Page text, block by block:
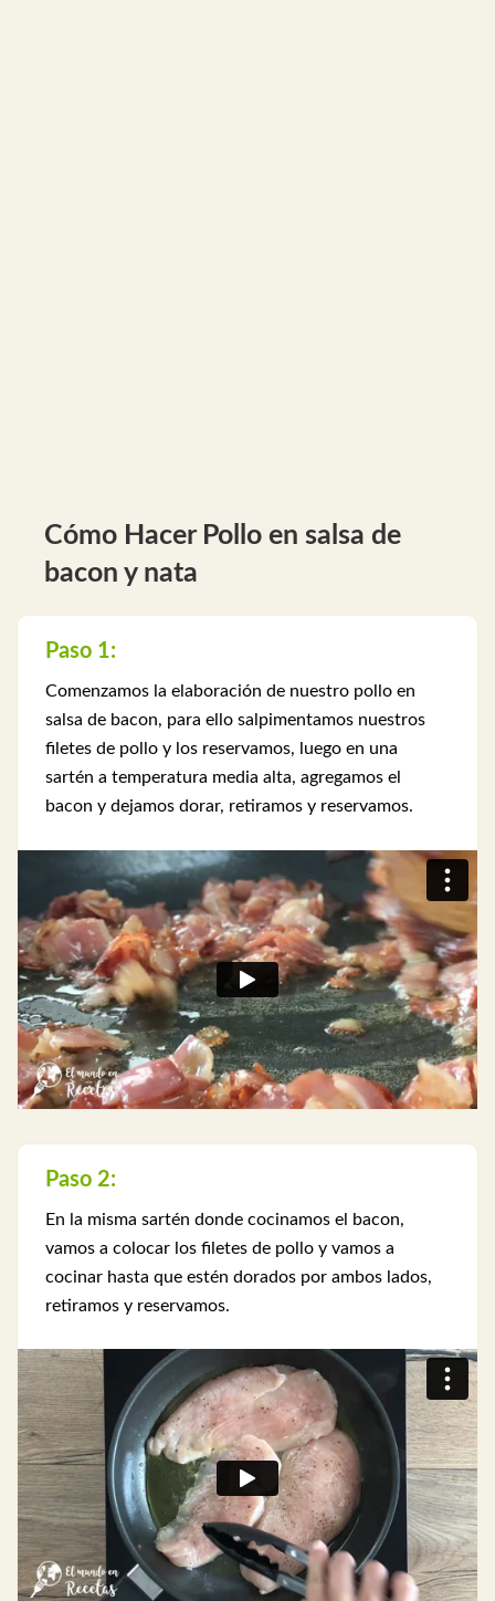
Cómo Hacer Pollo en salsa de
bacon y nata
Paso 1:
Comenzamos la elaboración de nuestro pollo en
salsa de bacon, para ello salpimentamos nuestros
filetes de pollo y los reservamos, luego en una
sartén a temperatura media alta, agregamos el
bacon y dejamos dorar, retiramos y reservamos.
Paso 2:
En la misma sartén donde cocinamos el bacon,
vamos a colocar los filetes de pollo y vamos a
cocinar hasta que estén dorados por ambos lados,
retiramos y reservamos.